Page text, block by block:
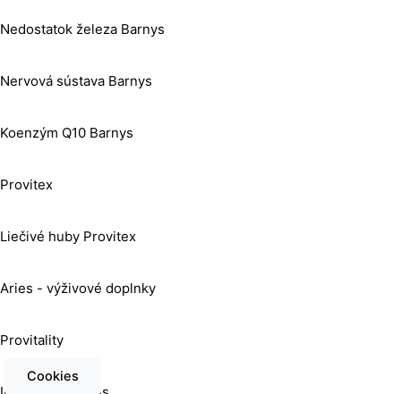
Nedostatok železa Barnys
Nervová sústava Barnys
Koenzým Q10 Barnys
Provitex
Liečivé huby Provitex
Aries - výživové doplnky
Provitality
Cookies